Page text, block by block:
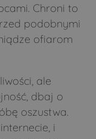
Chroni to
podobnymi
ofiarom
ale
dbaj o
oszustwa.
i